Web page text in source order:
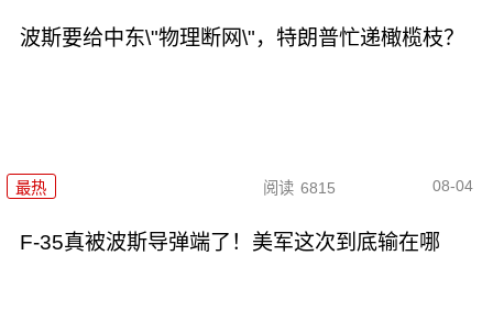
波斯要给中东\"物理断网\"，特朗普忙递橄榄枝？
最热 阅读 6815 08-04
F-35真被波斯导弹端了！美军这次到底输在哪